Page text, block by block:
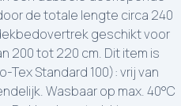
de totale lengte circa 240
geschikt voor
200 tot 220 cm. Dit item is
Standard 100): vrij van
Wasbaar op max. 40°C